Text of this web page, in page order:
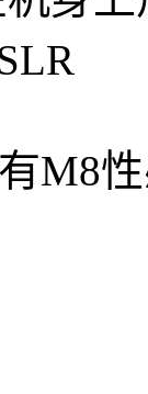
M8性